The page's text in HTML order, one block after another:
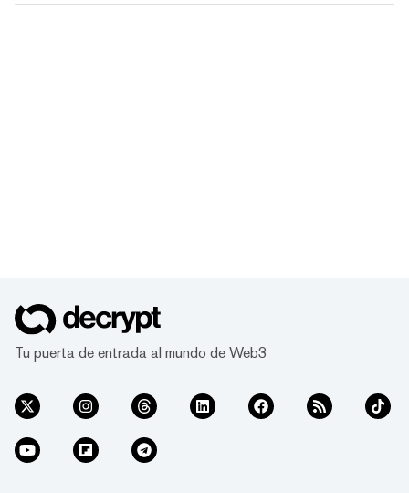
Tu puerta de entrada al mundo de Web3